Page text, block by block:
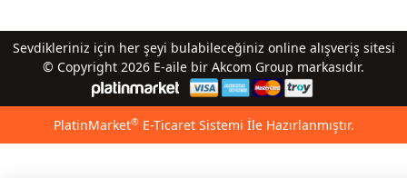
Sevdikleriniz için her şeyi bulabileceğiniz online alışveriş sitesi
© Copyright 2026 E-aile bir Akcom Group markasıdır.
PlatinMarket®E-Ticaret Sistemi İle Hazırlanmıştır.